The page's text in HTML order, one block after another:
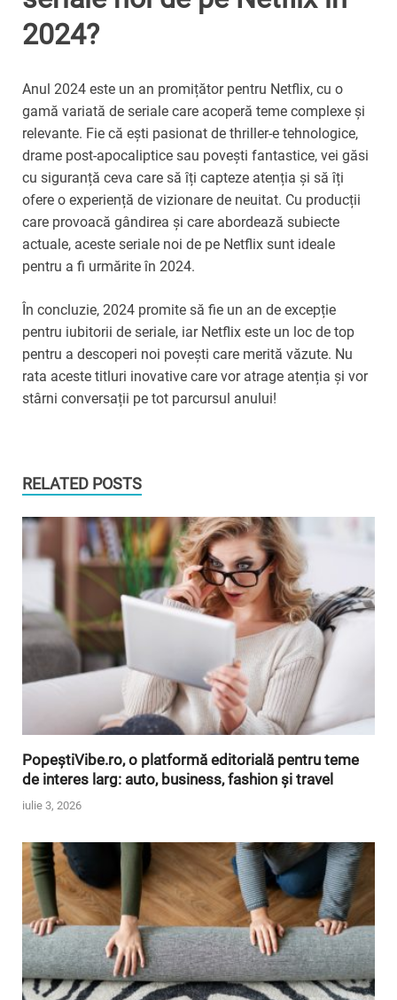
2024?
Anul 2024 este un an promițător pentru Netflix, cu o
gamă variată de seriale care acoperă teme complexe și
relevante. Fie că ești pasionat de thriller-e tehnologice,
drame post-apocaliptice sau povești fantastice, vei găsi
cu siguranță ceva care să îți capteze atenția și să îți
ofere o experiență de vizionare de neuitat. Cu producții
care provoacă gândirea și care abordează subiecte
actuale, aceste seriale noi de pe Netflix sunt ideale
pentru a fi urmărite în 2024.
În concluzie, 2024 promite să fie un an de excepție
pentru iubitorii de seriale, iar Netflix este un loc de top
pentru a descoperi noi povești care merită văzute. Nu
rata aceste titluri inovative care vor atrage atenția și vor
stârni conversații pe tot parcursul anului!
RELATED POSTS
PopeștiVibe.ro, o platformă editorială pentru teme
de interes larg: auto, business, fashion și travel
iulie 3, 2026